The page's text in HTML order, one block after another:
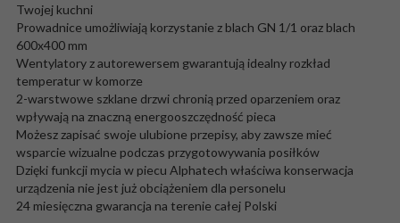
Twojej kuchni
Prowadnice umożliwiają korzystanie z blach GN 1/1 oraz blach
600x400 mm
Wentylatory z autorewersem gwarantują idealny rozkład
temperatur w komorze
2-warstwowe szklane drzwi chronią przed oparzeniem oraz
wpływają na znaczną energooszczędność pieca
Możesz zapisać swoje ulubione przepisy, aby zawsze mieć
wsparcie wizualne podczas przygotowywania posiłków
Dzięki funkcji mycia w piecu Alphatech właściwa konserwacja
urządzenia nie jest już obciążeniem dla personelu
24 miesięczna gwarancja na terenie całej Polski